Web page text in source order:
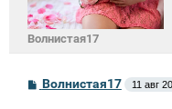
Волнистая17
СВолнистая17 11 авг